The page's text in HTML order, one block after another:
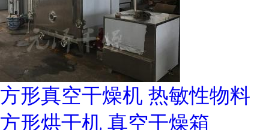
方形真空干燥机 热敏性物料
方形烘干机 真空干燥箱